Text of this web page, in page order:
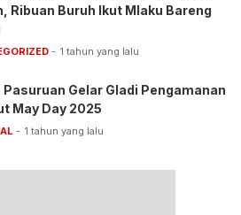
Ribuan Buruh Ikut Mlaku Bareng
1 tahun yang lalu
Pasuruan Gelar Gladi Pengamanan
May Day 2025
1 tahun yang lalu